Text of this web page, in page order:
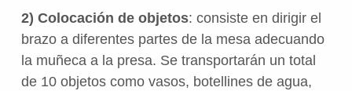
2) Colocación de objetos: consiste en dirigir el
brazo a diferentes partes de la mesa adecuando
la muñeca a la presa. Se transportarán un total
de 10 objetos como vasos, botellines de agua,